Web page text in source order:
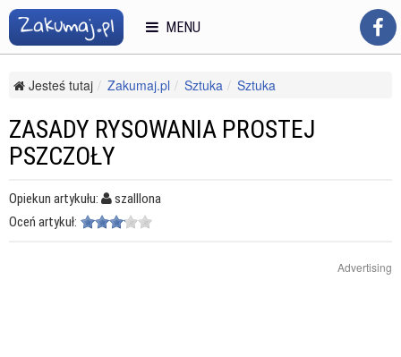
Jesteś tutaj Zakumaj.pl Sztuka
Sztuka
ZASADY RYSOWANIA PROSTEJ
PSZCZOŁY
Opiekun artykułu:
szalllona
Oceń artykuł:
Advertising
MENU